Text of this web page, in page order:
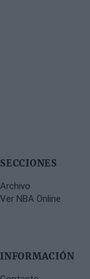
SECCIONES
Archivo
Ver NBA Online
INFORMACIÓN